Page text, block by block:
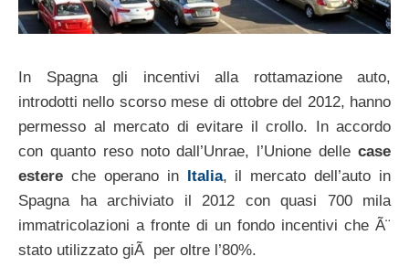
In Spagna gli incentivi alla rottamazione auto,
introdotti nello scorso mese di ottobre del 2012, hanno
permesso al mercato di evitare il crollo. In accordo
con quanto reso noto dall’Unrae, l’Unione delle case
estere che operano in Italia, il mercato dell’auto in
Spagna ha archiviato il 2012 con quasi 700 mila
immatricolazioni a fronte di un fondo incentivi che Ã¨
stato utilizzato giÃ per oltre l’80%.